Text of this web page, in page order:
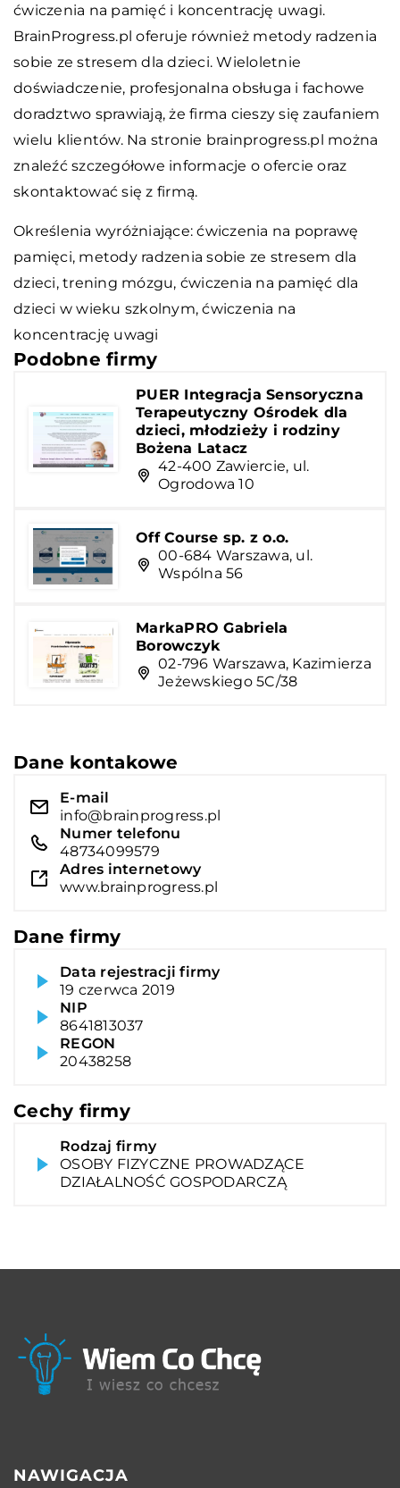
ćwiczenia na pamięć i koncentrację uwagi.
BrainProgress.pl oferuje również metody radzenia
sobie ze stresem dla dzieci. Wieloletnie
doświadczenie, profesjonalna obsługa i fachowe
doradztwo sprawiają, że firma cieszy się zaufaniem
wielu klientów. Na stronie brainprogress.pl można
znaleźć szczegółowe informacje o ofercie oraz
skontaktować się z firmą.
Określenia wyróżniające: ćwiczenia na poprawę
pamięci, metody radzenia sobie ze stresem dla
dzieci, trening mózgu, ćwiczenia na pamięć dla
dzieci w wieku szkolnym, ćwiczenia na
koncentrację uwagi
Podobne firmy
PUER Integracja Sensoryczna
Terapeutyczny Ośrodek dla
dzieci, młodzieży i rodziny
Bożena Latacz
42-400 Zawiercie, ul.
Ogrodowa 10
Off Course sp. z o.o.
00-684 Warszawa, ul.
Wspólna 56
MarkaPRO Gabriela
Borowczyk
02-796 Warszawa, Kazimierza
Jeżewskiego 5C/38
Dane kontakowe
E-mail
info@brainprogress.pl
Numer telefonu
48734099579
Adres internetowy
www.brainprogress.pl
Dane firmy
Data rejestracji firmy
19 czerwca 2019
NIP
8641813037
REGON
20438258
Cechy firmy
Rodzaj firmy
OSOBY FIZYCZNE PROWADZĄCE
DZIAŁALNOŚĆ GOSPODARCZĄ
NAWIGACJA